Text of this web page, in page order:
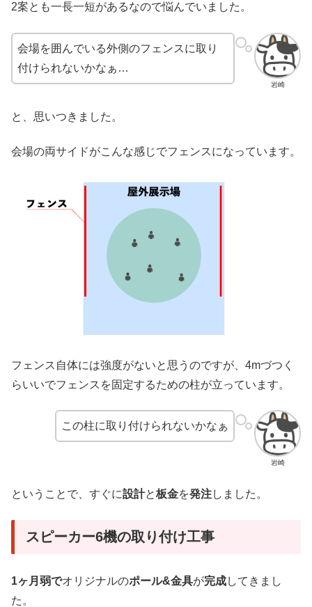
2案とも一長一短があるなので悩んでいました。
岩崎
会場を囲んでいる外側のフェンスに取り
付けられないかなぁ…
と、思いつきました。
会場の両サイドがこんな感じでフェンスになっています。
フェンス自体には強度がないと思うのですが、4mづつく
らいいでフェンスを固定するための柱が立っています。
岩崎
この柱に取り付けられないかなぁ
ということで、すぐに設計と板金を発注しました。
スピーカー6機の取り付け工事
1ヶ月弱でオリジナルのポール&金具が完成してきまし
た。